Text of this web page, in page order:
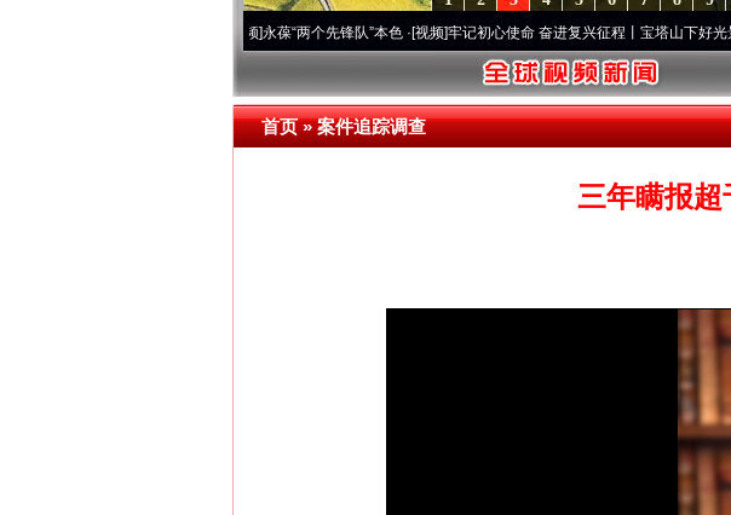
永葆“两个先锋队”本色·[视频]牢记初心使命 奋进复兴征程丨宝塔山下好光景..·[视
首页»案件追踪调查
三年瞒报